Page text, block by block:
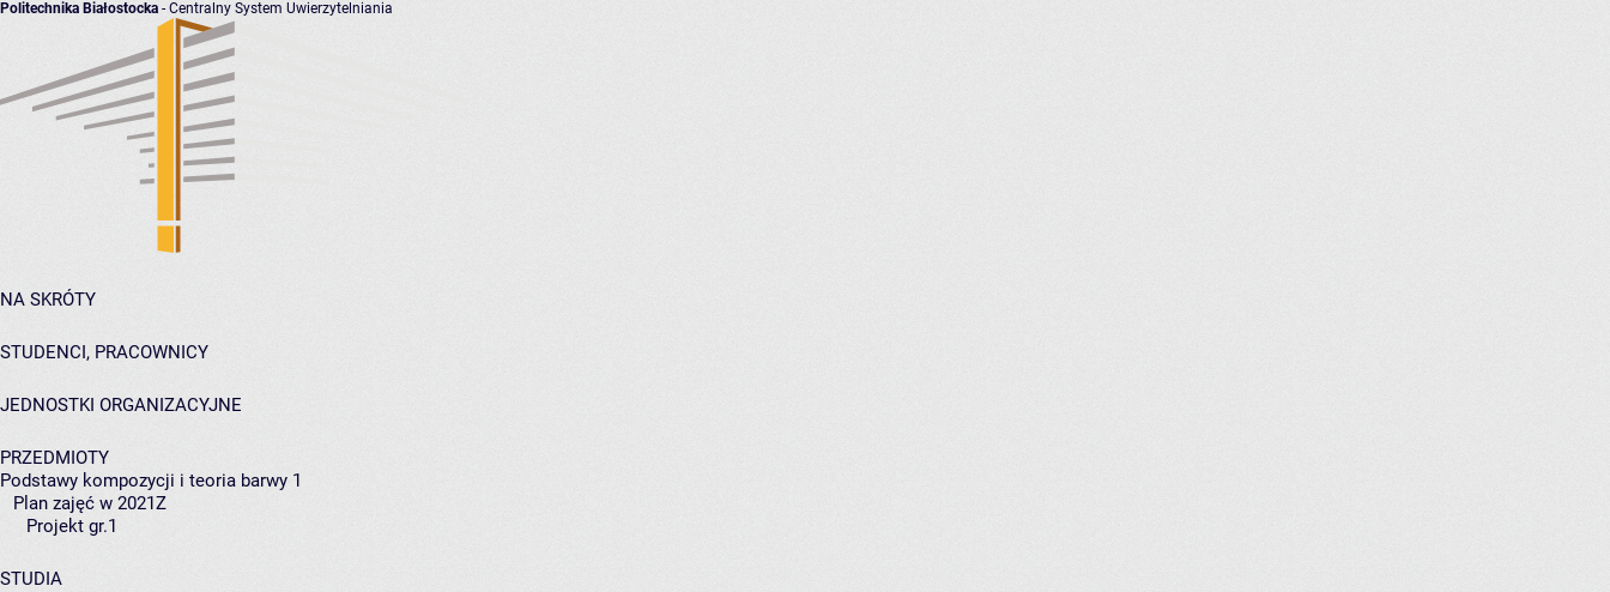
Politechnika Białostocka - Centralny System Uwierzytelniania
NA SKRÓTY
STUDENCI, PRACOWNICY
JEDNOSTKI ORGANIZACYJNE
PRZEDMIOTY
Podstawy kompozycji i teoria barwy 1
Plan zajęć w 2021Z
Projekt gr.1
STUDIA